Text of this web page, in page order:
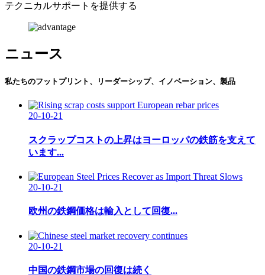
テクニカルサポートを提供する
ニュース
私たちのフットプリント、リーダーシップ、イノベーション、製品
20-10-21
スクラップコストの上昇はヨーロッパの鉄筋を支えて
います...
20-10-21
欧州の鉄鋼価格は輸入として回復...
20-10-21
中国の鉄鋼市場の回復は続く